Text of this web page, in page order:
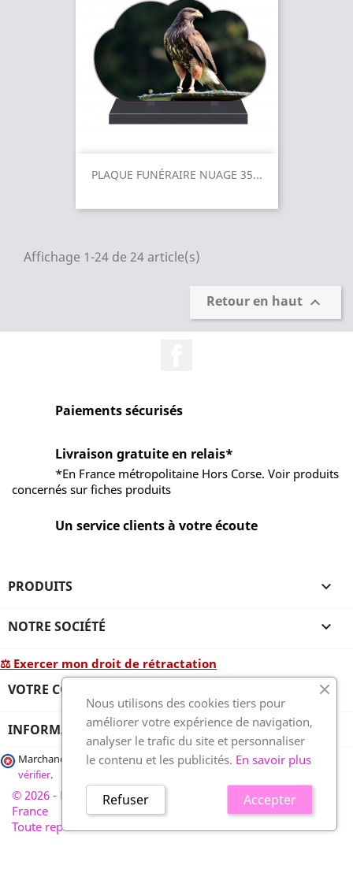
PLAQUE FUNÉRAIRE NUAGE 35...
Affichage 1-24 de 24 article(s)
Retour en haut 
Paiements sécurisés
Livraison gratuite en relais*
*En France métropolitaine Hors Corse. Voir produits
concernés sur fiches produits
Un service clients à votre écoute
PRODUITS 
NOTRE SOCIÉTÉ 
⚖ Exercer mon droit de rétractation
VOTRE COMPTE 
INFORMATIONS
Marchand approuvé par la Société des Avis Garantis,cliquez ici pour
vérifier.
© 2026 - France-plaques-funéraires.fr, développé par Wess
France
Toute reproduction interdite
Nous utilisons des cookies tiers pour
améliorer votre expérience de navigation,
analyser le trafic du site et personnaliser
le contenu et les publicités. En savoir plus
Accepter
Refuser